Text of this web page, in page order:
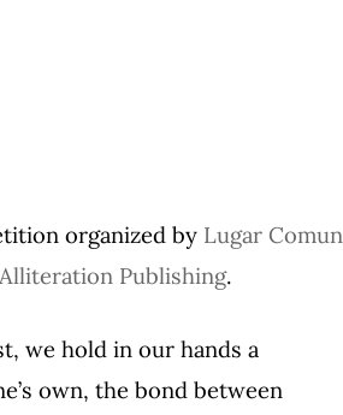
organized by Lugar Comun
Alliteration Publishing.
we hold in our hands a
own, the bond between